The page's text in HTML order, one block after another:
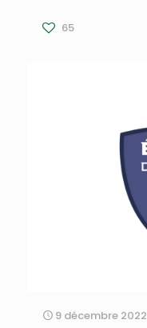
65
9 décembre 2022